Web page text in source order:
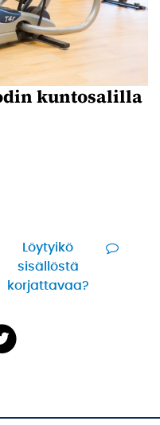
kuntosalilla
Löytyikö
sisällöstä
korjattavaa?